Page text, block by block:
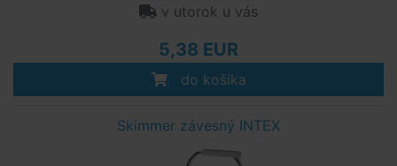
v utorok u vás
5,38 EUR
do košíka
Skimmer závesný INTEX